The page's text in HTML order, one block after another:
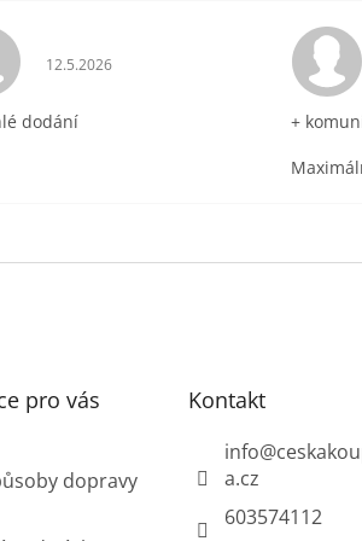
Hodnocení obchodu je 5 z 5 hvězdiček.
12.5.2026
dodání
+
pro vás
dopravy
Kontakt
info@
a.cz
603574112